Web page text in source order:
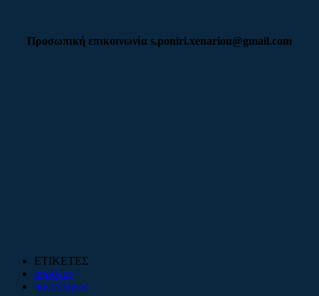
Προσωπική επικοινωνία s.poniri.xenariou@gmail.com
ΕΤΙΚΕΤΕΣ
απρίλιος
πανσέληνος